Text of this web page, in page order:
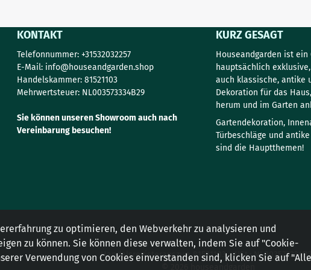
KONTAKT
Telefonnummer: +31532032257
E-Mail: info@houseandgarden.shop
Handelskammer: 81521103
Mehrwertsteuer: NL003573334B29
Sie können unseren Showroom auch nach
Vereinbarung besuchen!
KURZ GESAGT
Houseandgarden ist ein
hauptsächlich
auch klassische, antike
Dekoration für das
herum und im Garten
Gartendekoration,
Türbeschläge und
sind die Hauptthemen!
Handelsregisterauszug: 81521103 - USt.: NL003573334B29
zu optimieren, den Webverkehr zu analysieren und
zu können. Sie können diese verwalten, indem Sie auf "Cookie-
Verwendung von Cookies einverstanden sind, klicken Sie auf "Alle